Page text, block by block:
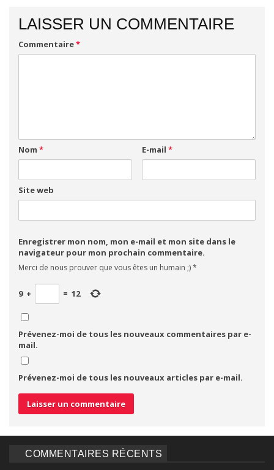
LAISSER UN COMMENTAIRE
Commentaire*
Nom * E-mail *
Site web
Enregistrer mon nom, mon e-mail et mon site dans le
navigateur pour mon prochain commentaire.
Merci de nous prouver que vous êtes un humain ;)*
9 + = 12
Prévenez-moi de tous les nouveaux commentaires par e-
mail.
Prévenez-moi de tous les nouveaux articles par e-mail.
COMMENTAIRES RÉCENTS